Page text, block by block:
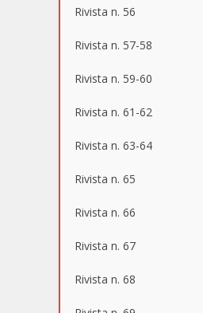
Rivista n. 56
Rivista n. 57-58
Rivista n. 59-60
Rivista n. 61-62
Rivista n. 63-64
Rivista n. 65
Rivista n. 66
Rivista n. 67
Rivista n. 68